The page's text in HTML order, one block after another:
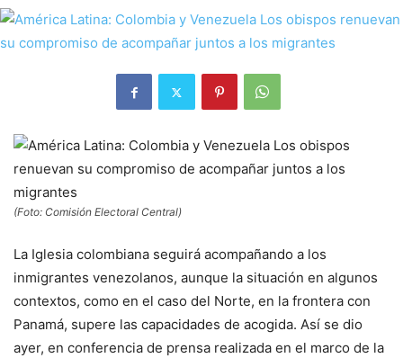
(Foto: Comisión Electoral Central)
La Iglesia colombiana seguirá acompañando a los
inmigrantes venezolanos, aunque la situación en algunos
contextos, como en el caso del Norte, en la frontera con
Panamá, supere las capacidades de acogida. Así se dio
ayer, en conferencia de prensa realizada en el marco de la